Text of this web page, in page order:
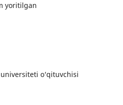
yoritilgan
o‘qituvchisi